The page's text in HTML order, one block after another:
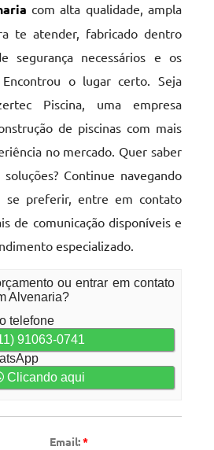
com alta qualidade, ampla
te atender, fabricado dentro
segurança necessários e os
Encontrou o lugar certo. Seja
Piscina, uma empresa
de piscinas com mais
no mercado. Quer saber
Continue navegando
se preferir, entre em contato
de comunicação disponíveis e
especializado.
ou entrar em contato
Alvenaria?
telefone
91063-0741
Clicando aqui
Email:*